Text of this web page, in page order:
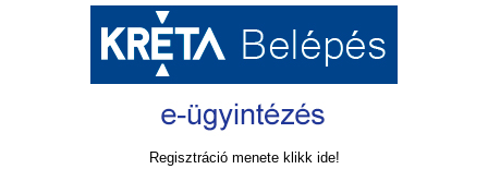
Regisztráció menete klikk ide!